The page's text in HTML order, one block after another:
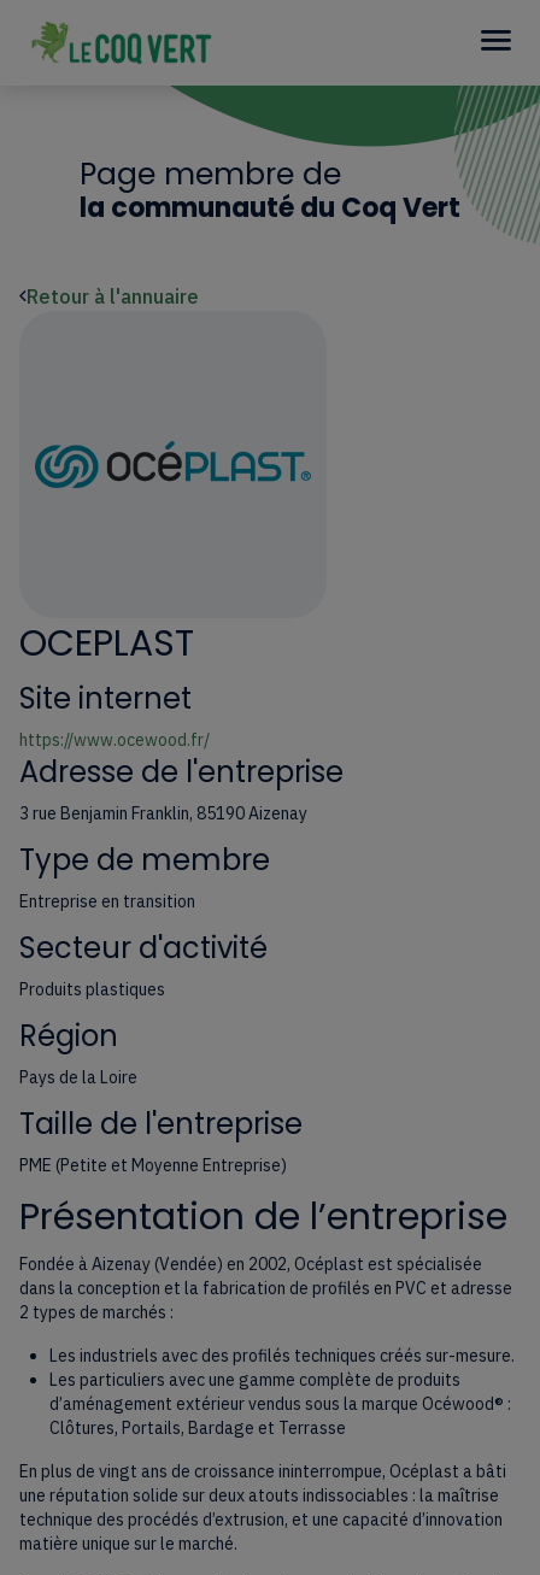
Page membre de
la communauté du Coq Vert
Retour à l'annuaire
OCEPLAST
Site internet
https://www.ocewood.fr/
Adresse de l'entreprise
3 rue Benjamin Franklin, 85190 Aizenay
Type de membre
Entreprise en transition
Secteur d'activité
Produits plastiques
Région
Pays de la Loire
Taille de l'entreprise
PME (Petite et Moyenne Entreprise)
Présentation de l’entreprise
Fondée à Aizenay (Vendée) en 2002, Océplast est spécialisée
dans la conception et la fabrication de profilés en PVC et adresse
2 types de marchés :
Les industriels avec des profilés techniques créés sur-mesure.
Les particuliers avec une gamme complète de produits
d’aménagement extérieur vendus sous la marque Océwood® :
Clôtures, Portails, Bardage et Terrasse
En plus de vingt ans de croissance ininterrompue, Océplast a bâti
une réputation solide sur deux atouts indissociables : la maîtrise
technique des procédés d’extrusion, et une capacité d’innovation
matière unique sur le marché.